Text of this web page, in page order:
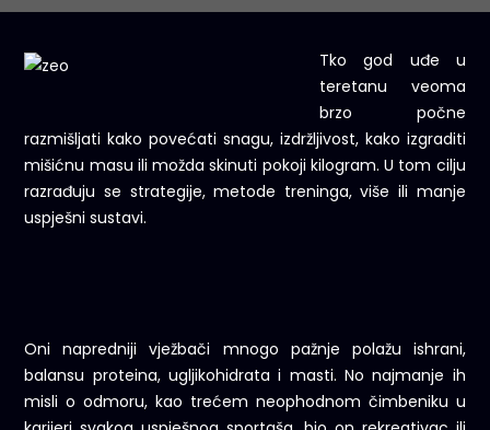
Tko god uđe u
teretanu veoma
brzo počne
razmišljati kako povećati snagu, izdržljivost, kako izgraditi
mišićnu masu ili možda skinuti pokoji kilogram. U tom cilju
razrađuju se strategije, metode treninga, više ili manje
uspješni sustavi.
Oni napredniji vježbači mnogo pažnje polažu ishrani,
balansu proteina, ugljikohidrata i masti. No najmanje ih
misli o odmoru, kao trećem neophodnom čimbeniku u